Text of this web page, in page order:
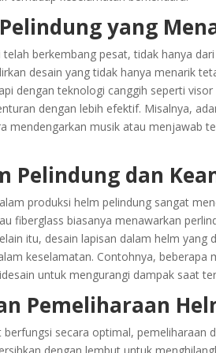
yang
telah berkembang pesat, tidak hanya
desain yang tidak hanya menarik
dengan teknologi canggih seperti
dengan lebih efektif. Misalnya,
mendengarkan musik atau menjawab
Pelindung dan
produksi helm pelindung sangat
fiberglass biasanya menawarkan
itu, desain lapisan dalam helm
keselamatan. Contohnya,
untuk mengurangi dampak saat
Pemeliharaan
secara optimal, pemeliharaan